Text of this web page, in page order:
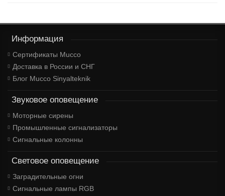
Информация
Сертификаты Mucco
Доставка в России и СНГ
Блог Mucco Sinyalteknik
Звуковое оповещение
Моторные сирены
Промышленные сигнализаторы
Сигнальные колонны
Световое оповещение
Заградительные огни
Сигнальные лампы RGB